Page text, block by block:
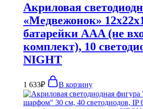
Акриловая
«Медвежонок»
батарейки AAA (не
комплект), 10
NIGHT
1 633₽ В корзину